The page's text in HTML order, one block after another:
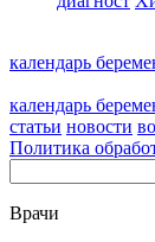
календарь
календарь
статьи новости
Политика
Врачи